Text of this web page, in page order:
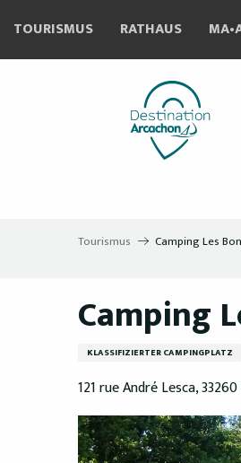
contenu
TOURISMUS RATHAUS
Tourismus Camping Les
Camping
KLASSIFIZIERTER CAMPINGPLATZ
121 rue André Lesca,